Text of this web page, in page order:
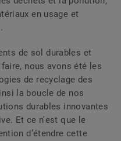
en usage et
de sol durables et
nous avons été les
de recyclage des
la boucle de nos
durables innovantes
Et ce n’est que le
d’étendre cette